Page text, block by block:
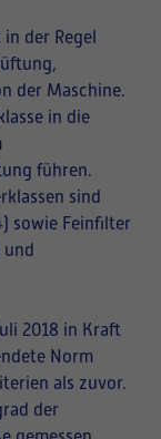
der Regel
der Maschine.
in die
führen.
sind
sowie Feinfilter
und
2018 in Kraft
Norm
als zuvor.
der